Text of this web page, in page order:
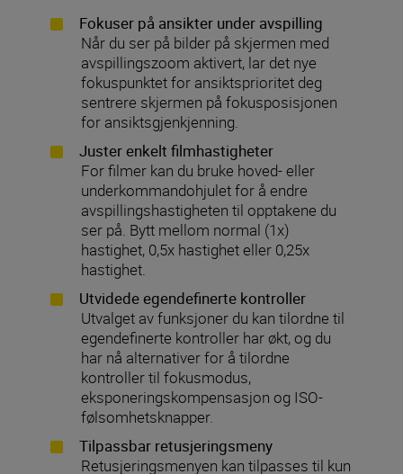
Fokuser på ansikter under avspilling
Når du ser på bilder på skjermen med
avspillingszoom aktivert, lar det nye
fokuspunktet for ansiktsprioritet deg
sentrere skjermen på fokusposisjonen
for ansiktsgjenkjenning.
Juster enkelt filmhastigheter
For filmer kan du bruke hoved- eller
underkommandohjulet for å endre
avspillingshastigheten til opptakene du
ser på. Bytt mellom normal (1x)
hastighet, 0,5x hastighet eller 0,25x
hastighet.
Utvidede egendefinerte kontroller
Utvalget av funksjoner du kan tilordne til
egendefinerte kontroller har økt, og du
har nå alternativer for å tilordne
kontroller til fokusmodus,
eksponeringskompensasjon og ISO-
følsomhetsknapper.
Tilpassbar retusjeringsmeny
Retusjeringsmenyen kan tilpasses til kun